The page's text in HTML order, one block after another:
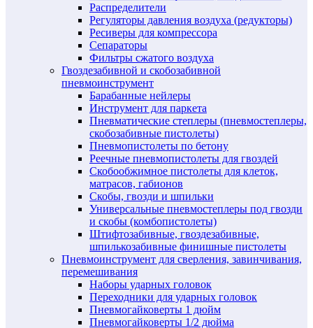
Распределители
Регуляторы давления воздуха (редукторы)
Ресиверы для компрессора
Сепараторы
Фильтры сжатого воздуха
Гвоздезабивной и скобозабивной
пневмоинструмент
Барабанные нейлеры
Инструмент для паркета
Пневматические степлеры (пневмостеплеры,
скобозабивные пистолеты)
Пневмопистолеты по бетону
Реечные пневмопистолеты для гвоздей
Скобообжимное пистолеты для клеток,
матрасов, габионов
Скобы, гвозди и шпильки
Универсальные пневмостеплеры под гвозди
и скобы (комбопистолеты)
Штифтозабивные, гвоздезабивные,
шпилькозабивные финишные пистолеты
Пневмоинструмент для сверления, завинчивания,
перемешивания
Наборы ударных головок
Переходники для ударных головок
Пневмогайковерты 1 дюйм
Пневмогайковерты 1/2 дюйма